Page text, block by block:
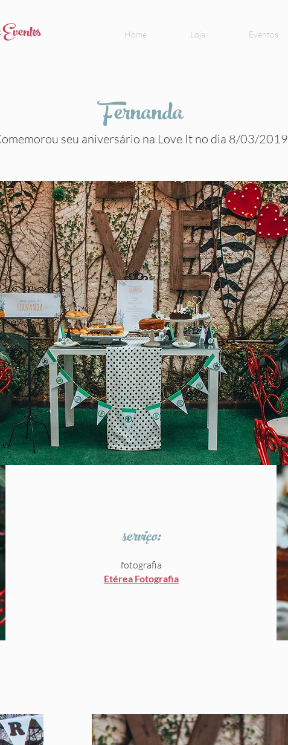
Home Loja Eventos
Fernanda
seu aniversário na Love It no dia 8/03/2019
serviço:
fotografia
Etérea Fotografia